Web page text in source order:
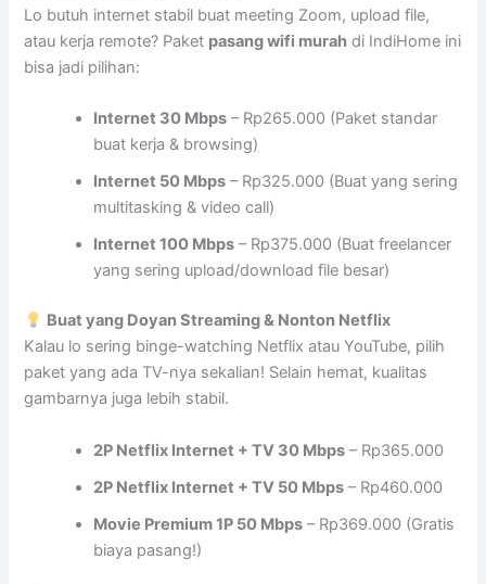
Lo butuh internet stabil buat meeting Zoom, upload file,
atau kerja remote? Paket pasang wifi murah di IndiHome ini
bisa jadi pilihan:
Internet 30 Mbps – Rp265.000 (Paket standar
buat kerja & browsing)
Internet 50 Mbps – Rp325.000 (Buat yang sering
multitasking & video call)
Internet 100 Mbps – Rp375.000 (Buat freelancer
yang sering upload/download file besar)
Buat yang Doyan Streaming & Nonton Netflix
Kalau lo sering binge-watching Netflix atau YouTube, pilih
paket yang ada TV-nya sekalian! Selain hemat, kualitas
gambarnya juga lebih stabil.
2P Netflix Internet + TV 30 Mbps – Rp365.000
2P Netflix Internet + TV 50 Mbps – Rp460.000
Movie Premium 1P 50 Mbps – Rp369.000 (Gratis
biaya pasang!)